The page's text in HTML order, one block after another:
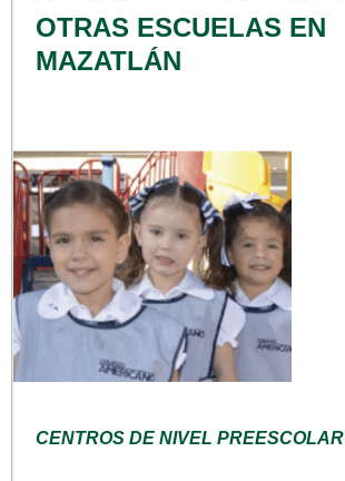
OTRAS ESCUELAS EN
MAZATLÁN
CENTROS DE NIVEL PREESCOLAR